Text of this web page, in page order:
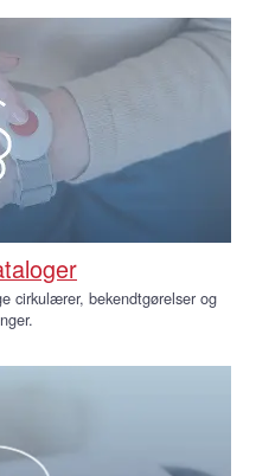
cirkulærer, bekendtgørelser og